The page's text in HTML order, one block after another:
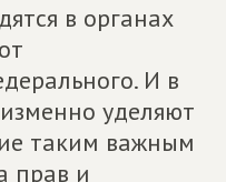
в органах
И в
уделяют
таким важным
прав и